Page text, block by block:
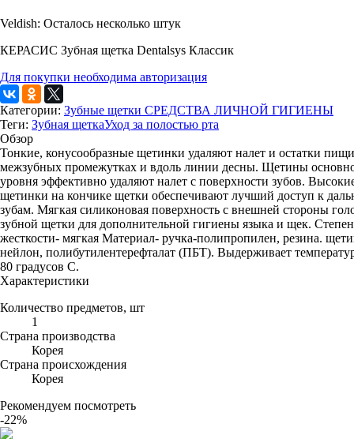
Veldish: Осталось несколько штук
КЕРАСИС Зубная щетка Dentalsys Классик
Для покупки необходима авторизация
Категории: Зубные щетки СРЕДСТВА ЛИЧНОЙ ГИГИЕНЫ
Теги: Зубная щеткаУход за полостью рта
Обзор
Тонкие, конусообразные щетинки удаляют налет и остатки
межзубных промежутках и вдоль линии десны. Щетины
уровня эффективно удаляют налет с поверхности зубов.
щетинки на кончике щетки обеспечивают лучший доступ к
зубам. Мягкая силиконовая поверхность с внешней стороны
зубной щетки для дополнительной гигиены языка и щек.
жесткости- мягкая Материал- ручка-полипропилен, резина.
нейлон, полибутилентерефталат (ПБТ). Выдерживает
80 градусов С.
Характеристики
Количество предметов, шт
1
Страна производства
Корея
Страна происхождения
Корея
Рекомендуем посмотреть
-22%